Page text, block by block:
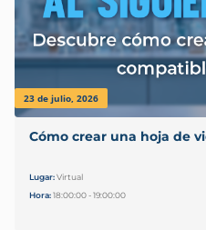
23 de julio, 2026
Cómo crear una hoja de
Lugar:Virtual
Hora:18:00:00 - 19:00:00